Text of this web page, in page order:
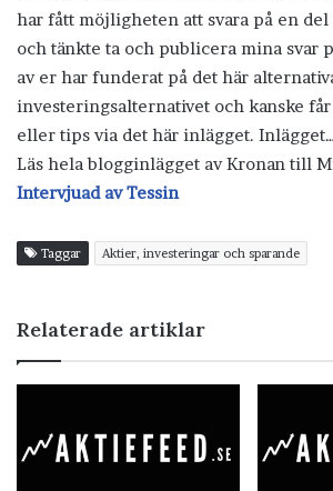
har fått möjligheten att svara på en
och tänkte ta och publicera mina svar
av er har funderat på det här
investeringsalternativet och kanske
eller tips via det här inlägget. Inlägget…
Läs hela blogginlägget av Kronan till
Intervjuad av Tessin
Taggar Aktier, investeringar och sparande
Relaterade artiklar